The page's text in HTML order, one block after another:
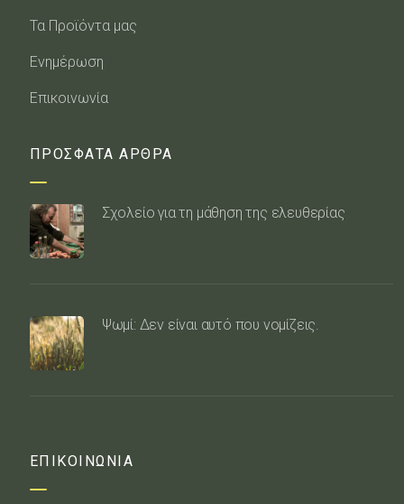
Τα Προϊόντα μας
Ενημέρωση
Επικοινωνία
ΠΡΟΣΦΑΤΑ ΑΡΘΡΑ
Σχολείο για τη μάθηση της ελευθερίας
Ψωμί: Δεν είναι αυτό που νομίζεις.
ΕΠΙΚΟΙΝΩΝΙΑ